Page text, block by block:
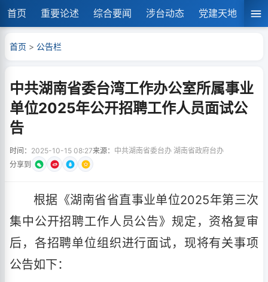
首页 重要论述 综合要闻 涉台动态 党建天地 湘
首页 > 公告栏
中共湖南省委台湾工作办公室所属事业
单位2025年公开招聘工作人员面试公
告
时间： 2025-10-15 08:27来源： 中共湖南省委台办 湖南省政府台办
分享到
根据《湖南省省直事业单位2025年第三次
集中公开招聘工作人员公告》规定，资格复审
后，各招聘单位组织进行面试，现将有关事项
公告如下：